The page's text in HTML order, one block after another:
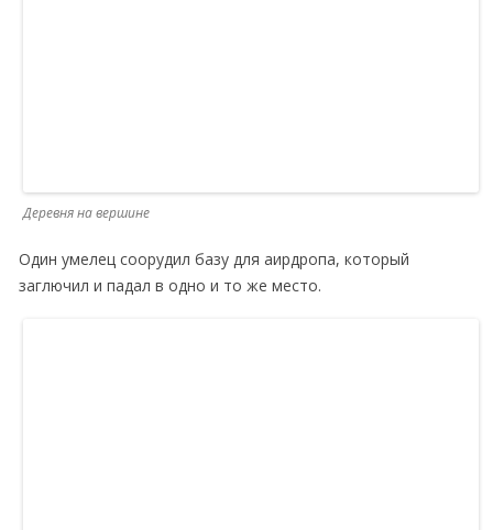
Деревня на вершине
Один умелец соорудил базу для аирдропа, который
заглючил и падал в одно и то же место.